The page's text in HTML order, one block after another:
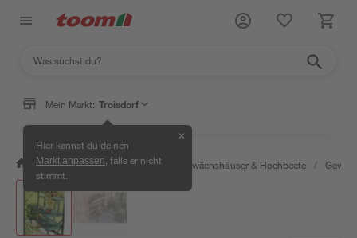
Mein Markt: Troisdorf
Hier kannst du deinen
Markt anpassen , falls er nicht
stimmt.
✕
/ Garten & Freizeit / Anzucht, Gewächshäuser & Hochbeete /